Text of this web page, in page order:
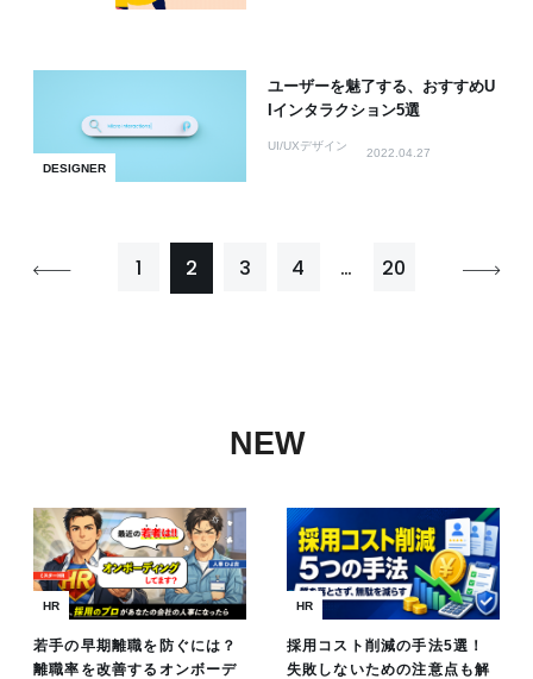
DESIGNER
ユーザーを魅了する、おすすめU
Iインタラクション5選
UI/UXデザイン
2022.04.27
1 2 3 4 … 20
NEW
HR
若手の早期離職を防ぐには？
離職率を改善するオンボーデ
HR
採用コスト削減の手法5選！
失敗しないための注意点も解